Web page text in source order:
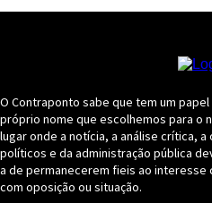
O Contraponto sabe que tem um
próprio nome que escolhemos para o
lugar onde a notícia, a análise crítica,
políticos e da administração pública
a de permanecerem fieis ao interesse
com oposição ou situação.